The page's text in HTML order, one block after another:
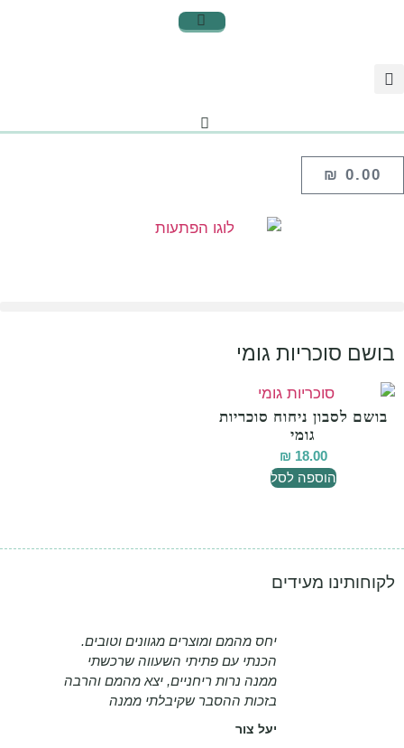
₪ 0.00
בושם סוכריות גומי
בושם לסבון ניחוח סוכריות
גומי
₪ 18.00
הוספה לסל
לקוחותינו מעידים
יחס מהמם ומוצרים מגוונים וטובים.
הכנתי עם פתיתי השעווה שרכשתי
ממנה נרות ריחניים, יצא מהמם והרבה
בזכות ההסבר שקיבלתי ממנה
יעל צור